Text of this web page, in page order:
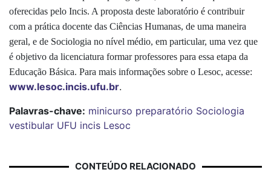
oferecidas pelo Incis. A proposta deste laboratório é contribuir
com a prática docente das Ciências Humanas, de uma maneira
geral, e de Sociologia no nível médio, em particular, uma vez que
é objetivo da licenciatura formar professores para essa etapa da
Educação Básica. Para mais informações sobre o Lesoc, acesse:
www.lesoc.incis.ufu.br.
Palavras-chave: minicurso preparatório Sociologia
vestibular UFU incis Lesoc
CONTEÚDO RELACIONADO